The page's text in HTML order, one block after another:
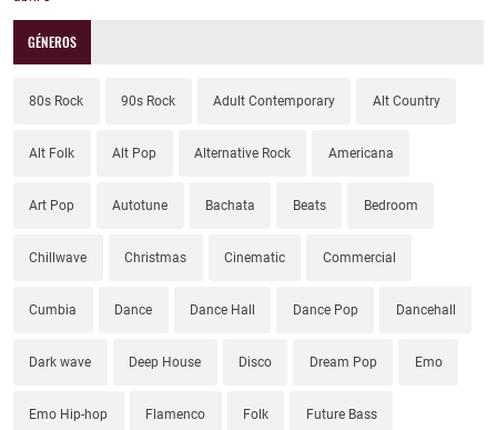
GÉNEROS
80s Rock 90s Rock Adult Contemporary Alt Country
Alt Folk Alt Pop Alternative Rock Americana
Art Pop Autotune Bachata Beats Bedroom
Chillwave Christmas Cinematic Commercial
Cumbia Dance Dance Hall Dance Pop Dancehall
Dark wave Deep House Disco Dream Pop Emo
Emo Hip-hop Flamenco Folk Future Bass